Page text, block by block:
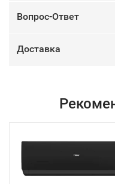
Вопрос-Ответ
Доставка